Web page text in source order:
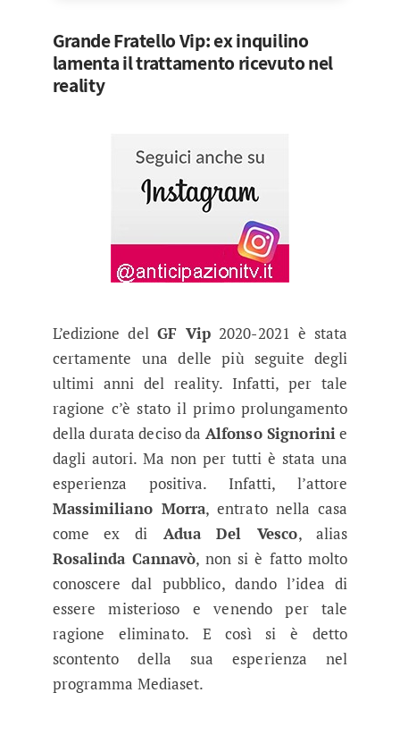
Grande Fratello Vip: ex inquilino
lamenta il trattamento ricevuto nel
reality
L’edizione del GF Vip 2020-2021 è stata
certamente una delle più seguite degli
ultimi anni del reality. Infatti, per tale
ragione c’è stato il primo prolungamento
della durata deciso da Alfonso Signorinie
dagli autori. Ma non per tutti è stata una
esperienza positiva. Infatti, l’attore
Massimiliano Morra, entrato nella casa
come ex di Adua Del Vesco, alias
Rosalinda Cannavò, non si è fatto molto
conoscere dal pubblico, dando l’idea di
essere misterioso e venendo per tale
ragione eliminato. E così si è detto
scontento della sua esperienza nel
programma Mediaset.